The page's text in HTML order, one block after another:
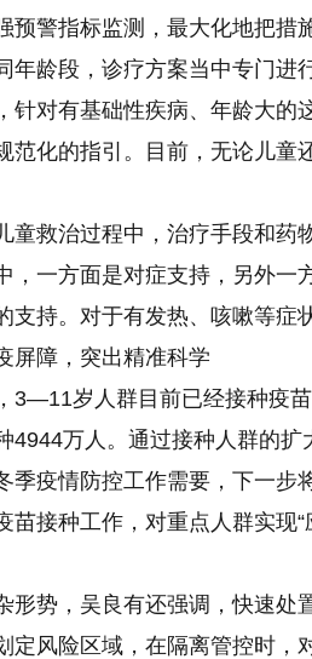
预警指标监测，最大化地把措
年龄段，诊疗方案当中专门进
针对有基础性疾病、年龄大的
范化的指引。目前，无论儿童
童救治过程中，治疗手段和药
，一方面是对症支持，另外一
支持。对于有发热、咳嗽等症
屏障，突出精准科学
3—11岁人群目前已经接种疫
4944万人。通过接种人群的
季疫情防控工作需要，下一
苗接种工作，对重点人群实现
形势，吴良有还强调，快速处
定风险区域，在隔离管控时，